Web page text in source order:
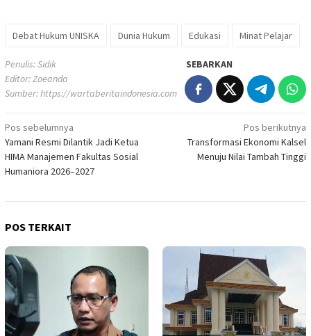
Debat Hukum UNISKA Dunia Hukum Edukasi Minat Pelajar
Penulis: Sidik
Editor: Zoeanda
Sumber:https://wartaberitaindonesia.com
SEBARKAN
Navigasi
pos
Pos sebelumnya
Yamani Resmi Dilantik Jadi Ketua
HIMA Manajemen Fakultas Sosial
Humaniora 2026–2027
Pos berikutnya
Transformasi Ekonomi Kalsel
Menuju Nilai Tambah Tinggi
POS TERKAIT